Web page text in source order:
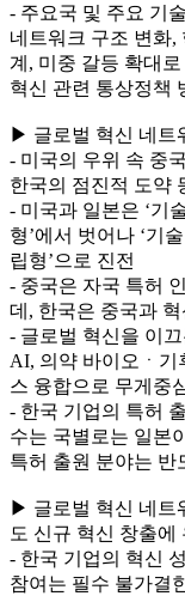
- 주요국 및 주요 기
네트워크 구조 변화,
계, 미중 갈등 확대
혁신 관련 통상정책
▶ 글로벌 혁신 네트
- 미국의 우위 속 중
한국의 점진적 도약
- 미국과 일본은 ‘기
형’에서 벗어나 ‘기
립형’으로 진전
- 중국은 자국 특허
데, 한국은 중국과
- 글로벌 혁신을 이
AI, 의약 바이오ㆍ기
스 융합으로 무게중
- 한국 기업의 특허
수는 국별로는 일본
특허 출원 분야는 반
▶ 글로벌 혁신 네트
도 신규 혁신 창출에
- 한국 기업의 혁신
참여는 필수 불가결